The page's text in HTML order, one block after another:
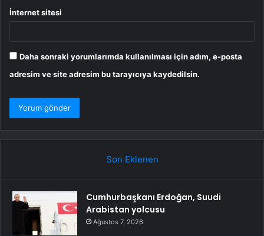
İnternet sitesi
Daha sonraki yorumlarımda kullanılması için adım, e-posta
adresim ve site adresim bu tarayıcıya kaydedilsin.
Son Eklenen
Cumhurbaşkanı Erdoğan, Suudi
Arabistan yolcusu
Ağustos 7, 2026